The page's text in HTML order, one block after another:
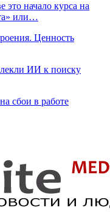
начало курса на
или…
Ценность
ИИ к поиску
сбои в работе